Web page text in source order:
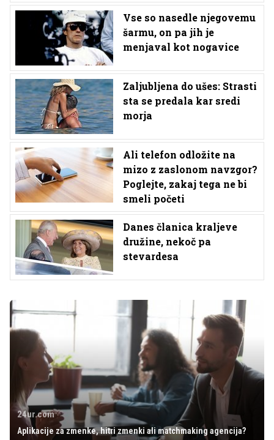
Vse so nasedle njegovemu
šarmu, on pa jih je
menjaval kot nogavice
Zaljubljena do ušes: Strasti
sta se predala kar sredi
morja
Ali telefon odložite na
mizo z zaslonom navzgor?
Poglejte, zakaj tega ne bi
smeli početi
Danes članica kraljeve
družine, nekoč pa
stevardesa
24ur.com
Aplikacije za zmenke, hitri zmenki ali matchmaking agencija?